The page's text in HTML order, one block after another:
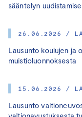
sääntelyn
26.06.2026 /
Lausunto koulujen ja
muistioluonnoksesta
15.06.2026 /
Lausunto